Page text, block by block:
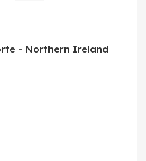
- Northern Ireland